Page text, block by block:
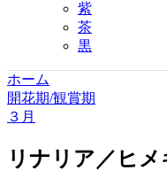
紫
茶
黒
ホーム
開花期/観賞期
３月
リナリア／ヒ